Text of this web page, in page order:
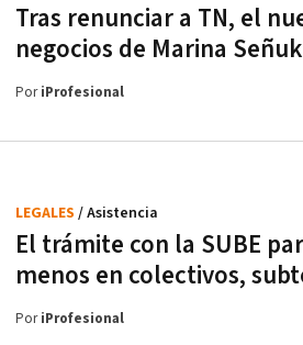
Tras renunciar a TN, el
negocios de Marina Señuk
PoriProfesional
El trámite con la SUBE
menos en colectivos,
LEGALES / Asistencia
PoriProfesional